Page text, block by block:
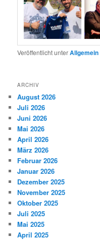
Veröffentlicht unterAllgemein
ARCHIV
August 2026
Juli 2026
Juni 2026
Mai 2026
April 2026
März 2026
Februar 2026
Januar 2026
Dezember 2025
November 2025
Oktober 2025
Juli 2025
Mai 2025
April 2025